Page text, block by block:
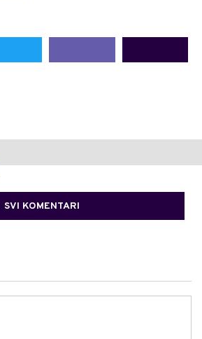
SVI KOMENTARI